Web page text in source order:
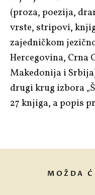
(proza, poezija,
vrste, stripovi,
zajedničkom
Hercegovina, Crna
Makedonija i
drugi krug izbora
27 knjiga, a popis
MOŽDA